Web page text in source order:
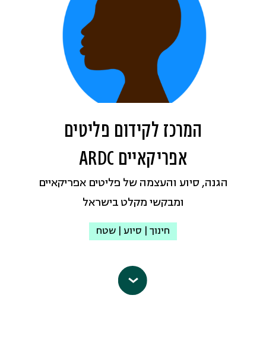
המרכז לקידום פליטים
אפריקאיים ARDC
הגנה, סיוע והעצמה של פליטים אפריקאיים
ומבקשי מקלט בישראל
חינוך | סיוע | שטח
המרכז לקידום פליטים אפריקאיים
ע"י פליטים מאפריקה ואזרחים ישראלים